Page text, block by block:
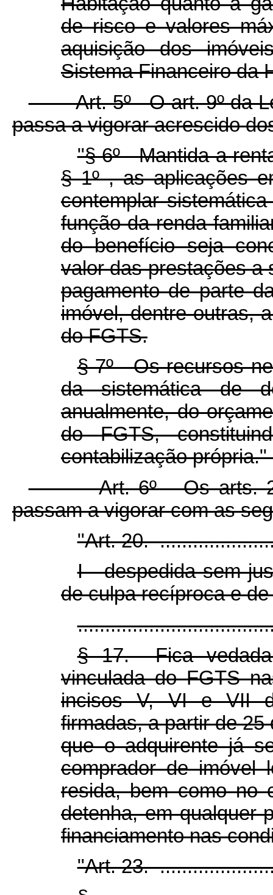
de risco e valores
aquisição dos
Sistema Financeiro da
Art. 5º O art. 9º da Lei
passa a vigorar acrescido
"§ 6º Mantida a
§ 1º , as aplicações
contemplar
função da renda
do benefício seja
valor das prestações a
pagamento de parte
imóvel, dentre outras,
do FGTS.
§ 7º Os recursos
da sistemática de
anualmente, do
do FGTS,
contabilização própria."
Art. 6º Os arts. 20 e
passam a vigorar com as
"Art. 20.
I - despedida sem
de culpa recíproca e
§ 17. Fica vedada
vinculada do FGTS
incisos V, VI e VII
firmadas, a partir de
que o adquirente já
comprador de imóvel
resida, bem como no
detenha, em qualquer
financiamento nas
"Art. 23.